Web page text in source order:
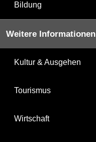
Bildung
Weitere Informationen
Kultur & Ausgehen
Tourismus
Wirtschaft